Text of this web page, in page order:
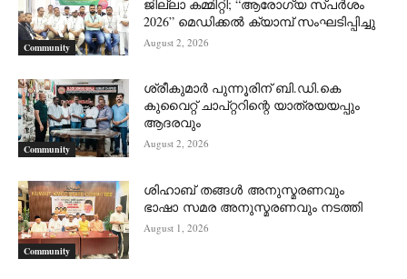
Community
ജില്ലാ കമ്മിറ്റി; “ആരോഗ്യ സ്പർശം
2026” മെഡിക്കൽ ക്യാമ്പ് സംഘടിപ്പിച്ചു
August 2, 2026
Community
ശ്രീകുമാർ പുന്നൂരിന് ബി.ഡി.കെ
കുവൈറ്റ് ചാപ്റ്ററിന്റെ യാത്രയയപ്പും
ആദരവും
August 2, 2026
Community
ശിഹാബ് തങ്ങൾ അനുസ്മരണവും
ഭാഷാ സമര അനുസ്മരണവും നടത്തി
August 1, 2026